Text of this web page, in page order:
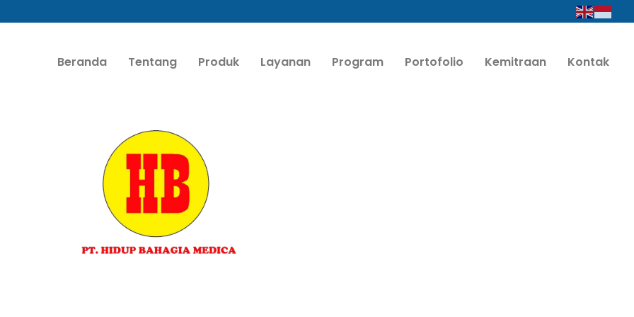
Beranda
Tentang Produk Layanan Program Portofolio Kemitraan Kontak